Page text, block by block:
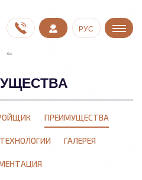
РУС
ПРЕИМУЩЕСТВА
ТЕХНОЛОГИИ ГАЛЕРЕЯ